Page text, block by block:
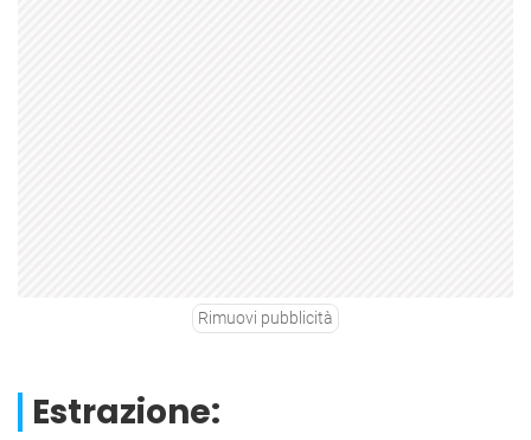
Rimuovi pubblicità
Estrazione: